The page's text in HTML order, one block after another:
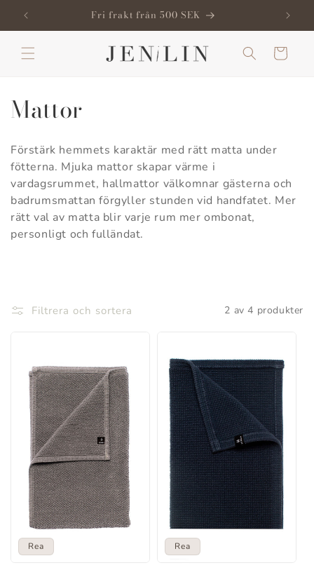
vidare
till
innehåll
Fri frakt från 500 SEK
Varukorg
P
r
o
d
u
s
Mattor
Förstärk hemmets karaktär med rätt matta under
fötterna. Mjuka mattor skapar värme i
vardagsrummet, hallmattor välkomnar gästerna och
badrumsmattan förgyller stunden vid handfatet. Mer
rätt val av matta blir varje rum mer ombonat,
personligt och fulländat.
Filtrera och sortera 2 av 4 produkter
Rea Rea